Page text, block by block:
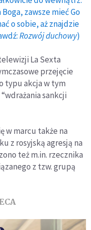
zawsze mieć Go
o sobie, aż znajdzie
Rozwój duchowy)
La Sexta
przejęcie
typu akcja w tym
sankcji
w marcu także na
z rosyjską agresją na
też m.in. rzecznika
z tzw. grupą